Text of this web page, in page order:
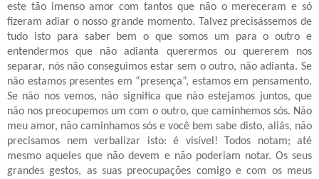
este tão imenso amor com tantos que não o mereceram e só
fizeram adiar o nosso grande momento. Talvez precisássemos de
tudo isto para saber bem o que somos um para o outro e
entendermos que não adianta querermos ou quererem nos
separar, nós não conseguimos estar sem o outro, não adianta. Se
não estamos presentes em “presença”, estamos em pensamento.
Se não nos vemos, não significa que não estejamos juntos, que
não nos preocupemos um com o outro, que caminhemos sós. Não
meu amor, não caminhamos sós e você bem sabe disto, aliás, não
precisamos nem verbalizar isto: é visível! Todos notam; até
mesmo aqueles que não devem e não poderiam notar. Os seus
grandes gestos, as suas preocupações comigo e com os meus